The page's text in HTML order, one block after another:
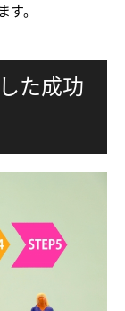
。
た成功